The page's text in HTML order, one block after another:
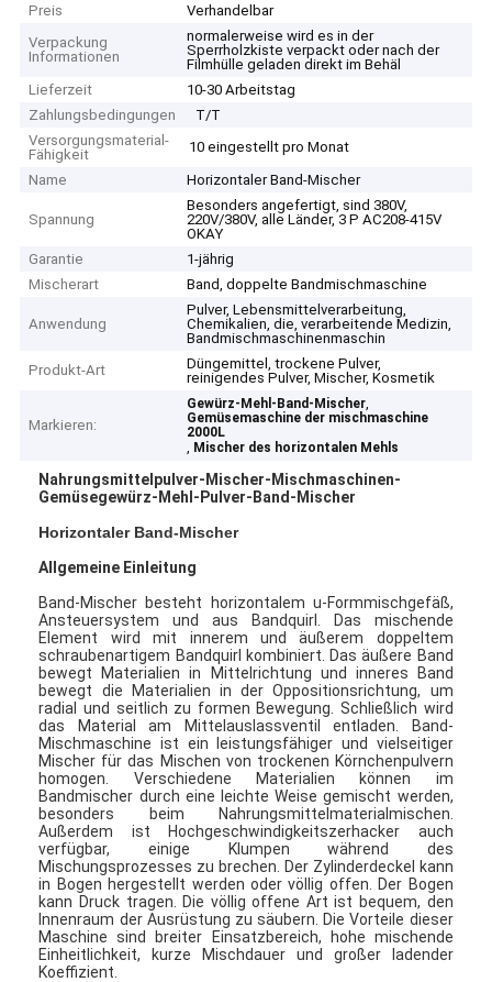
Preis
Verhandelbar
Verpackung
Informationen
normalerweise wird es in der
Sperrholzkiste verpackt oder nach der
Filmhülle geladen direkt im Behäl
Lieferzeit
10-30 Arbeitstag
Zahlungsbedingungen
T/T
Versorgungsmaterial-
Fähigkeit
10 eingestellt pro Monat
Name
Horizontaler Band-Mischer
Spannung
Besonders angefertigt, sind 380V,
220V/380V, alle Länder, 3 P AC208-415V
OKAY
Garantie
1-jährig
Mischerart
Band, doppelte Bandmischmaschine
Anwendung
Pulver, Lebensmittelverarbeitung,
Chemikalien, die, verarbeitende Medizin,
Bandmischmaschinenmaschin
Produkt-Art
Düngemittel, trockene Pulver,
reinigendes Pulver, Mischer, Kosmetik
Markieren:
Gewürz-Mehl-Band-Mischer,
Gemüsemaschine der mischmaschine
2000L
, Mischer des horizontalen Mehls
Nahrungsmittelpulver-Mischer-Mischmaschinen-
Gemüsegewürz-Mehl-Pulver-Band-Mischer
Horizontaler Band-Mischer
Allgemeine Einleitung
Band-Mischer besteht horizontalem u-Formmischgefäß,
Ansteuersystem und aus Bandquirl. Das mischende
Element wird mit innerem und äußerem doppeltem
schraubenartigem Bandquirl kombiniert. Das äußere Band
bewegt Materialien in Mittelrichtung und inneres Band
bewegt die Materialien in der Oppositionsrichtung, um
radial und seitlich zu formen Bewegung. Schließlich wird
das Material am Mittelauslassventil entladen. Band-
Mischmaschine ist ein leistungsfähiger und vielseitiger
Mischer für das Mischen von trockenen Körnchenpulvern
homogen. Verschiedene Materialien können im
Bandmischer durch eine leichte Weise gemischt werden,
besonders beim Nahrungsmittelmaterialmischen.
Außerdem ist Hochgeschwindigkeitszerhacker auch
verfügbar, einige Klumpen während des
Mischungsprozesses zu brechen. Der Zylinderdeckel kann
in Bogen hergestellt werden oder völlig offen. Der Bogen
kann Druck tragen. Die völlig offene Art ist bequem, den
Innenraum der Ausrüstung zu säubern. Die Vorteile dieser
Maschine sind breiter Einsatzbereich, hohe mischende
Einheitlichkeit, kurze Mischdauer und großer ladender
Koeffizient.